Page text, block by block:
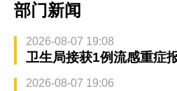
部门新闻
2026-08-07 19:08
卫生局接获1例流感重症
2026-08-07 19:06